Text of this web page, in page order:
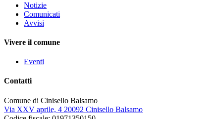
Notizie
Comunicati
Avvisi
Vivere il comune
Eventi
Contatti
Comune di Cinisello Balsamo
Via XXV aprile, 4 20092 Cinisello Balsamo